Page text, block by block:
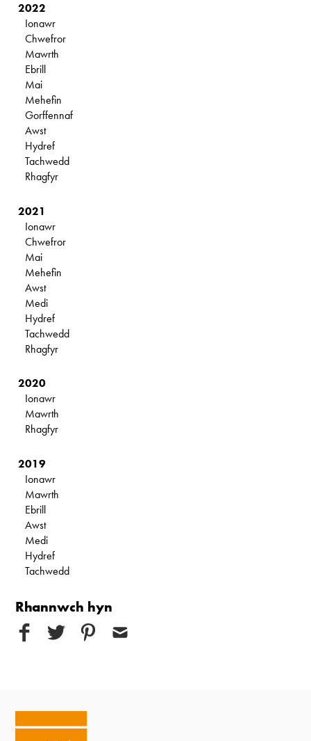
2022
Ionawr
Chwefror
Mawrth
Ebrill
Mai
Mehefin
Gorffennaf
Awst
Hydref
Tachwedd
Rhagfyr
2021
Ionawr
Chwefror
Mai
Mehefin
Awst
Medi
Hydref
Tachwedd
Rhagfyr
2020
Ionawr
Mawrth
Rhagfyr
2019
Ionawr
Mawrth
Ebrill
Awst
Medi
Hydref
Tachwedd
Rhannwch hyn